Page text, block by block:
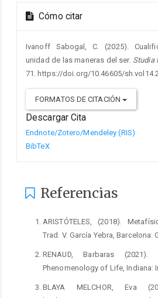
Cómo citar
Ivanoff Sabogal, C. (2025).
unidad de las maneras del ser. Studia
71. https://doi.org/10.46605/
FORMATOS DE CITACIÓN
Descargar Cita
Endnote/Zotero/Mendeley (RIS)
BibTeX
Referencias
ARISTÓTELES, (2018).
Trad. V. García Yebra, Barcelona:
RENAUD, Barbaras
Phenomenology of Life, Indiana:
BLAYA MELCHOR, Eva